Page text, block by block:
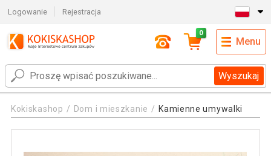
Logowanie Rejestracja
Wyszukaj
0
Menu
Kokiskashop Dom i mieszkanie Kamienne umywalki